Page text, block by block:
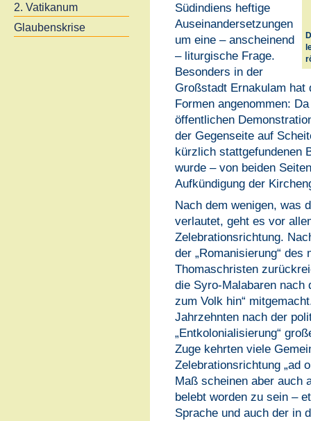
2. Vatikanum
Glaubenskrise
Südindiens heftige
Auseinandersetzungen
um eine – anscheinend
– liturgische Frage.
Besonders in der
Großstadt Ernakulam hat
Formen angenommen:
öffentlichen
der Gegenseite auf
kürzlich stattgefundenen
wurde – von beiden
Aufkündigung der
Nach dem wenigen, was
verlautet, geht es vor
Zelebrationsrichtung.
der „Romanisierung“
Thomaschristen
die Syro-Malabaren nach
zum Volk hin“
Jahrzehnten nach der
„Entkolonialisierung“
Zuge kehrten viele
Zelebrationsrichtung „ad
Maß scheinen aber auch
belebt worden zu sein –
Sprache und auch der in